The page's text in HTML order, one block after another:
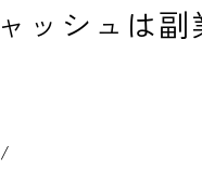
ッシュは